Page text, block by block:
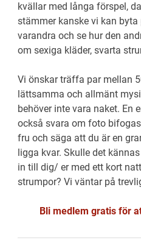
kvällar med långa förspel,
stämmer kanske vi kan
varandra och se hur den
om sexiga kläder, svarta
Vi önskar träffa par mellan
lättsamma och allmänt
behöver inte vara naket. En
också svara om foto
fru och säga att du är en
ligga kvar. Skulle det
in till dig/ er med ett kort
strumpor? Vi väntar på
Bli medlem gratis för